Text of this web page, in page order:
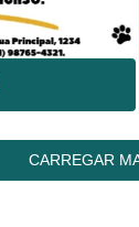
CARREGAR